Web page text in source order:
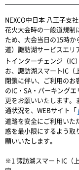
NEXCO中日本 八王子支
花火大会時の一般道規制
ため、大会当日の15時
道）諏訪湖サービスエリ
トインターチェンジ（IC
お、諏訪湖スマートIC（
閉鎖に伴い、ご利用の
のIC・SA・パーキング
更をお願いいたします。
通状況を、WEBサイト「
道路を安全にご利用いた
惑を最小限にするよう取
願いいたします。
※1 諏訪湖スマートIC（